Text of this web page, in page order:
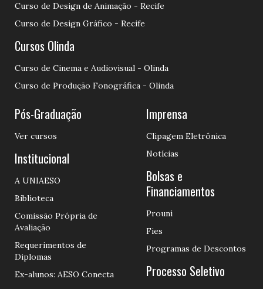
Curso de Design de Animação - Recife
Curso de Design Gráfico - Recife
Cursos Olinda
Curso de Cinema e Audiovisual - Olinda
Curso de Produção Fonográfica - Olinda
Pós-Graduação
Ver cursos
Institucional
A UNIAESO
Biblioteca
Comissão Própria de
Avaliação
Requerimentos de
Diplomas
Ex-alunos: AESO Conecta
Imprensa
Clipagem Eletrônica
Notícias
Bolsas e
Financiamentos
Prouni
Fies
Programas de Descontos
Processo Seletivo